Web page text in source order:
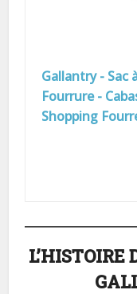
Gallantry - Sac
Fourrure -
Shopping
L’HISTOIRE